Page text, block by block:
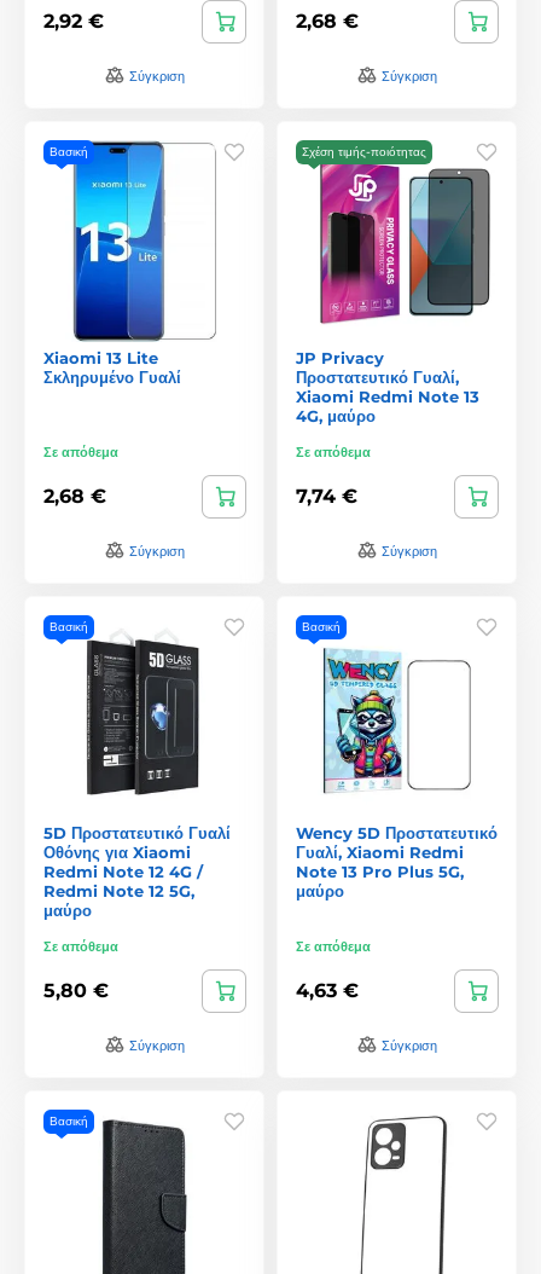
2,92 €
Σύγκριση
2,68 €
Σύγκριση
Βασική
Xiaomi 13 Lite
Σκληρυμένο Γυαλί
Σε απόθεμα
2,68 €
Σύγκριση
Σχέση τιμής-ποιότητας
JP Privacy
Προστατευτικό Γυαλί,
Xiaomi Redmi Note 13
4G, μαύρο
Σε απόθεμα
7,74 €
Σύγκριση
Βασική
5D Προστατευτικό Γυαλί
Οθόνης για Xiaomi
Redmi Note 12 4G /
Redmi Note 12 5G,
μαύρο
Σε απόθεμα
5,80 €
Σύγκριση
Βασική
Wency 5D Προστατευτικό
Γυαλί, Xiaomi Redmi
Note 13 Pro Plus 5G,
μαύρο
Σε απόθεμα
4,63 €
Σύγκριση
Βασική